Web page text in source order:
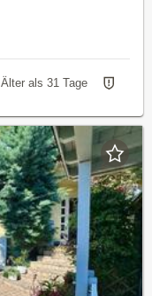
Älter als 31 Tage